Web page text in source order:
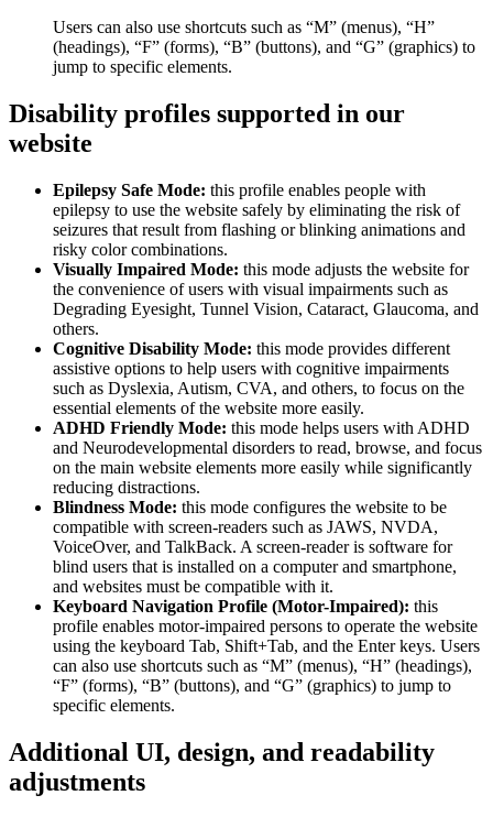
Users can also use shortcuts such as “M” (menus), “H”
(headings), “F” (forms), “B” (buttons), and “G” (graphics) to
jump to specific elements.
Disability profiles supported in our
website
Epilepsy Safe Mode: this profile enables people with
epilepsy to use the website safely by eliminating the risk of
seizures that result from flashing or blinking animations and
risky color combinations.
Visually Impaired Mode: this mode adjusts the website for
the convenience of users with visual impairments such as
Degrading Eyesight, Tunnel Vision, Cataract, Glaucoma, and
others.
Cognitive Disability Mode: this mode provides different
assistive options to help users with cognitive impairments
such as Dyslexia, Autism, CVA, and others, to focus on the
essential elements of the website more easily.
ADHD Friendly Mode: this mode helps users with ADHD
and Neurodevelopmental disorders to read, browse, and focus
on the main website elements more easily while significantly
reducing distractions.
Blindness Mode: this mode configures the website to be
compatible with screen-readers such as JAWS, NVDA,
VoiceOver, and TalkBack. A screen-reader is software for
blind users that is installed on a computer and smartphone,
and websites must be compatible with it.
Keyboard Navigation Profile (Motor-Impaired): this
profile enables motor-impaired persons to operate the website
using the keyboard Tab, Shift+Tab, and the Enter keys. Users
can also use shortcuts such as “M” (menus), “H” (headings),
“F” (forms), “B” (buttons), and “G” (graphics) to jump to
specific elements.
Additional UI, design, and readability
adjustments